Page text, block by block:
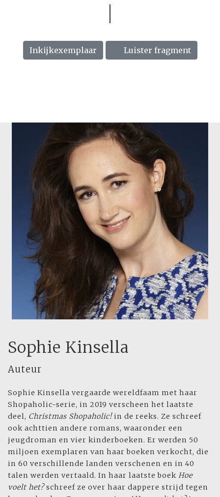
Inkijkexemplaar Luister fragment
Sophie Kinsella
Auteur
Sophie Kinsella vergaarde wereldfaam met haar
Shopaholic-serie, in 2019 verscheen het laatste
deel, Christmas Shopaholic!in de reeks. Ze schreef
ook achttien andere romans, waaronder een
jeugdroman en vier kinderboeken. Er werden 50
miljoen exemplaren van haar boeken verkocht, die
in 60 verschillende landen verschenen en in 40
talen werden vertaald. In haar laatste boek Hoe
voelt het?schreef ze over haar dappere strijd tegen